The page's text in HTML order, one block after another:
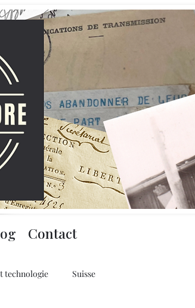
Contact
technologie Suisse